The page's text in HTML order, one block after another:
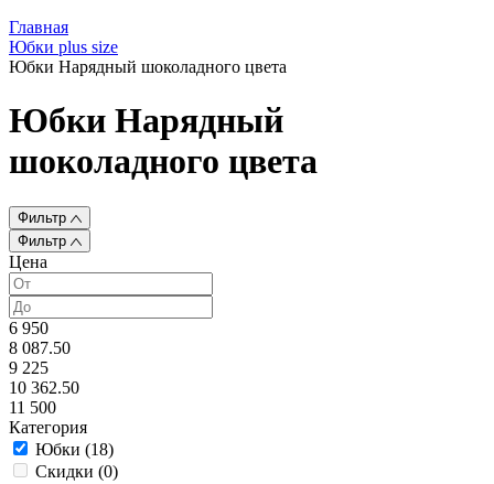
Главная
Юбки plus size
Юбки Нарядный шоколадного цвета
Юбки Нарядный
шоколадного цвета
Фильтр
Фильтр
Цена
6 950
8 087.50
9 225
10 362.50
11 500
Категория
Юбки (18)
Скидки (0)